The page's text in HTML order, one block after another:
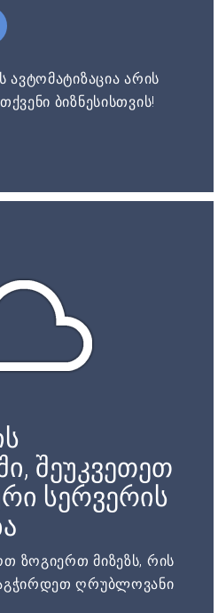
ავტომატიზაცია არის
ბიზნესისთვის!
შეუკვეთეთ
სერვერის
ზოგიერთ მიზეზს, რის
ღრუბლოვანი